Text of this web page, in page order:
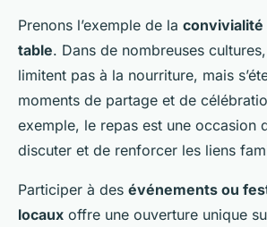
Prenons l’exemple de la convivialité
table. Dans de nombreuses
limitent pas à la nourriture, mais
moments de partage et de
exemple, le repas est une occasion
discuter et de renforcer les liens
Participer à des événements ou
locaux offre une ouverture unique